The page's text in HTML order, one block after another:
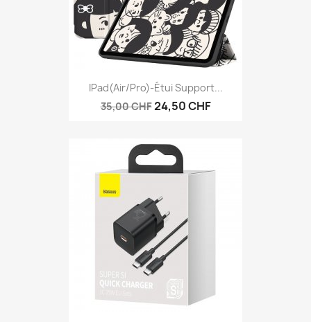
IPad(Air/Pro)-Étui Support...
35,00 CHF24,50 CHF